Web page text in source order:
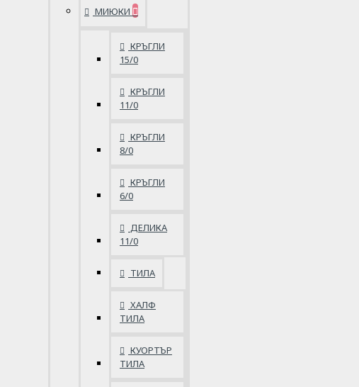
МИЮКИ
КРЪГЛИ
15/0
КРЪГЛИ
11/0
КРЪГЛИ
8/0
КРЪГЛИ
6/0
ДЕЛИКА
11/0
ТИЛА
ХАЛФ
ТИЛА
КУОРТЪР
ТИЛА